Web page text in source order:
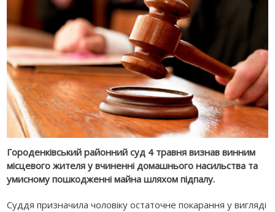
Городенківський районний суд 4 травня визнав винним
місцевого жителя у вчиненні домашнього насильства та
умисному пошкодженні майна шляхом підпалу.
Суддя призначила чоловіку остаточне покарання у вигляді